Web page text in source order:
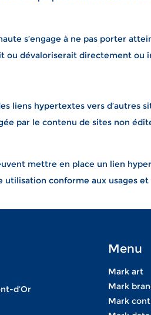
s’engage à ne pas porter
ou dévaloriserait directement ou
liens hypertextes vers d’autres
par le contenu de sites non
mettre en place un lien
utilisation conforme aux usages
d’Or
Menu
Mark art
Mark
Mark